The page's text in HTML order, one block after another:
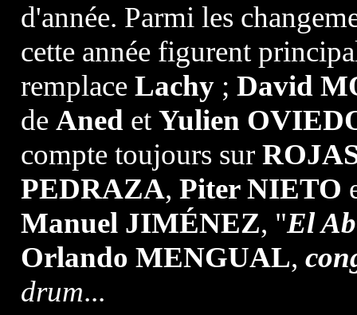
d'année. Parmi les
cette année figurent
remplace Lachy; David
de Aned et Yulien
compte toujours sur
PEDRAZA, Piter NIETO
Manuel JIMÉNEZ, "El
Orlando MENGUAL,
drum...